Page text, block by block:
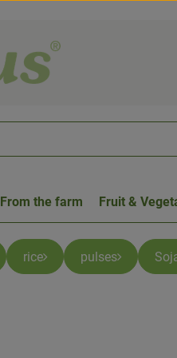
From the farm Fruit &
rice pulses